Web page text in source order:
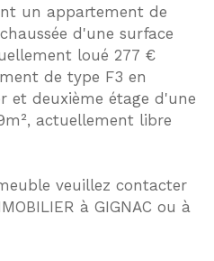
un appartement de
d'une surface
loué 277 €
de type F3 en
et deuxième étage d'une
actuellement libre
veuillez contacter
à GIGNAC ou à